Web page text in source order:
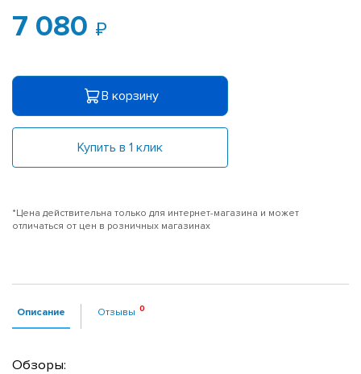
7 080
В корзину
Купить в 1 клик
*Цена действительна только для интернет-магазина и может
отличаться от цен в розничных магазинах
Описание Отзывы
Обзоры: